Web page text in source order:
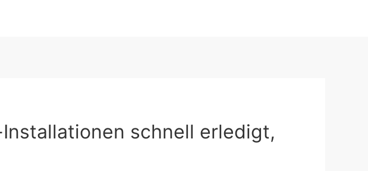
schnell erledigt,